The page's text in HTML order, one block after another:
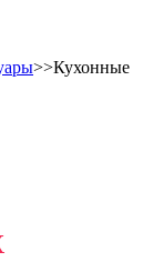
>>Кухонные